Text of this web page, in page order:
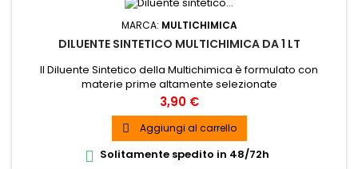
MARCA: MULTICHIMICA
DILUENTE SINTETICO MULTICHIMICA DA 1 LT
Il Diluente Sintetico della Multichimica è formulato con
materie prime altamente selezionate
Prezzo
3,90 €
 Aggiungi al carrello
 Solitamente spedito in 48/72h